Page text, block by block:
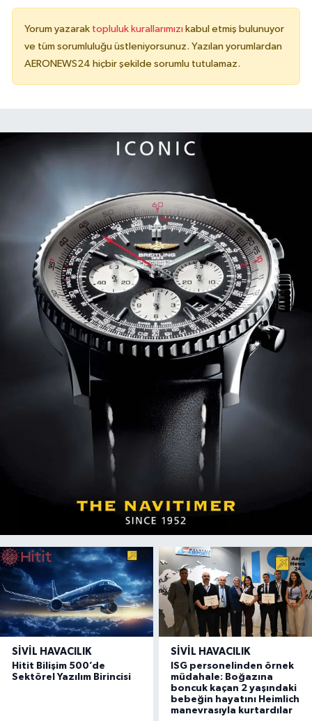
Yorum yazarak topluluk kurallarımızı kabul etmiş bulunuyor
ve tüm sorumluluğu üstleniyorsunuz. Yazılan yorumlardan
AERONEWS24 hiçbir şekilde sorumlu tutulamaz.
SIVIL HAVACILIK
Hitit Bilişim 500’de
Sektörel Yazılım Birincisi
SIVIL HAVACILIK
ISG personelinden örnek
müdahale: Boğazına
boncuk kaçan 2 yaşındaki
bebeğin hayatını Heimlich
manevrasıyla kurtardılar